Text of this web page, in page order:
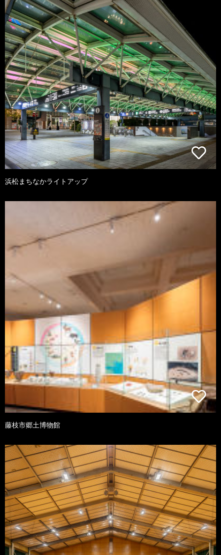
浜松まちなかライトアップ
藤枝市郷土博物館